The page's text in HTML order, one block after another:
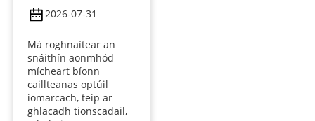
2026-07-31
Má roghnaítear an
snáithín aonmhód
mícheart bíonn
caillteanas optúil
iomarcach, teip ar
ghlacadh tionscadail,